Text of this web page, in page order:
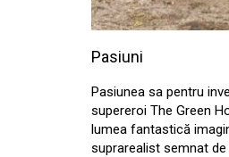
Pasiuni
Pasiunea sa pentru
supereroi The Green
lumea fantastică
suprarealist semnat